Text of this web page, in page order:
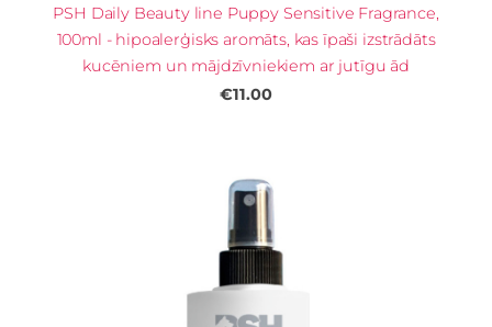
PSH Daily Beauty line Puppy Sensitive Fragrance,
100ml - hipoalerģisks aromāts, kas īpaši izstrādāts
kucēniem un mājdzīvniekiem ar jutīgu ād
€11.00